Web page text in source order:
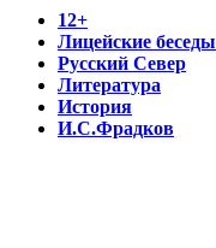
12+
Лицейские беседы
Русский Север
Литература
История
И.С.Фрадков